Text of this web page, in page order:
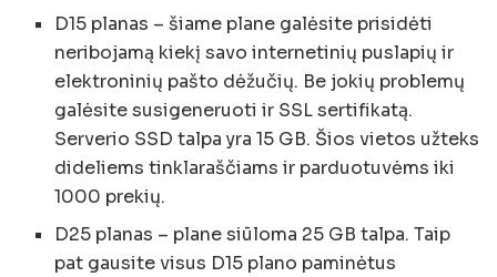
D15 planas – šiame plane galėsite prisidėti
neribojamą kiekį savo internetinių puslapių ir
elektroninių pašto dėžučių. Be jokių problemų
galėsite susigeneruoti ir SSL sertifikatą.
Serverio SSD talpa yra 15 GB. Šios vietos užteks
dideliems tinklaraščiams ir parduotuvėms iki
1000 prekių.
D25 planas – plane siūloma 25 GB talpa. Taip
pat gausite visus D15 plano paminėtus